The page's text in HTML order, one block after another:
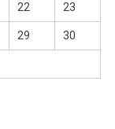
22 23
29 30